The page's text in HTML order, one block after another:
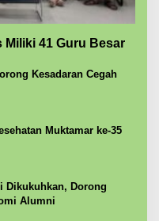
Miliki 41 Guru Besar
Kesadaran Cegah
Muktamar ke-35
Dikukuhkan, Dorong
Alumni